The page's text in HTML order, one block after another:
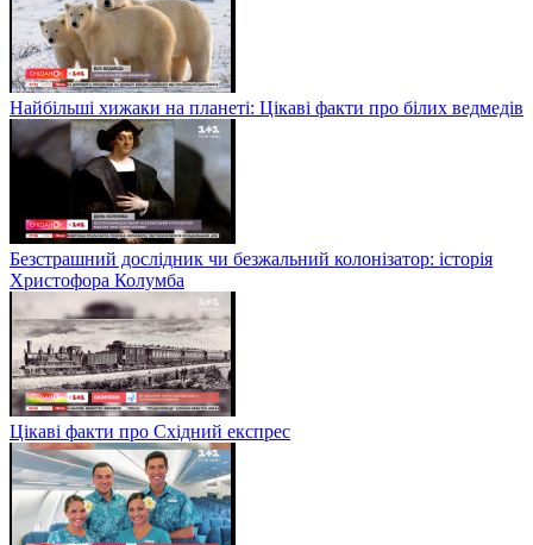
Найбільші хижаки на планеті: Цікаві факти про білих ведмедів
Безстрашний дослідник чи безжальний колонізатор: історія
Христофора Колумба
Цікаві факти про Східний експрес